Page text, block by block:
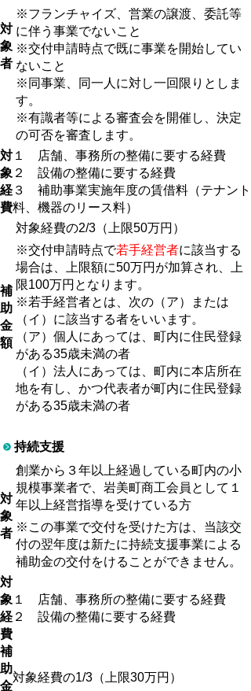
対
象
者
※フランチャイズ、営業の譲渡、委託等
に伴う事業でないこと
※交付申請時点で既に事業を開始してい
ないこと
※同事業、同一人に対し一回限りとしま
す。
※有識者等による審査会を開催し、決定
の可否を審査します。
対
象
経
費
１ 店舗、事務所の整備に要する経費
２ 設備の整備に要する経費
３ 補助事業実施年度の賃借料（テナント
料、機器のリース料）
補
助
金
額
対象経費の2/3（上限50万円）
※交付申請時点で若手経営者に該当する
場合は、上限額に50万円が加算され、上
限100万円となります。
※若手経営者とは、次の（ア）または
（イ）に該当する者をいいます。
（ア）個人にあっては、町内に住民登録
がある35歳未満の者
（イ）法人にあっては、町内に本店所在
地を有し、かつ代表者が町内に住民登録
がある35歳未満の者
持続支援
対
象
者
創業から３年以上経過している町内の小
規模事業者で、岩美町商工会員として１
年以上経営指導を受けている方
※この事業で交付を受けた方は、当該交
付の翌年度は新たに持続支援事業による
補助金の交付をけることができません。
対
象
経
費
１ 店舗、事務所の整備に要する経費
２ 設備の整備に要する経費
補
助
金
対象経費の1/3（上限30万円）